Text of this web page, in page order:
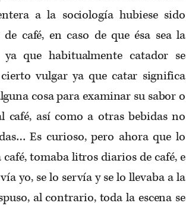
a la sociología hubiese sido
café, en caso de que ésa sea la
que habitualmente catador se
vulgar ya que catar significa
cosa para examinar su sabor o
café, así como a otras bebidas no
Es curioso, pero ahora que lo
tomaba litros diarios de café, e
yo, se lo servía y se lo llevaba a la
al contrario, toda la escena se